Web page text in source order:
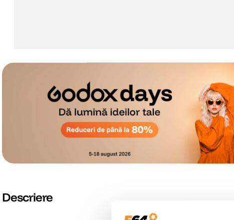
Descriere